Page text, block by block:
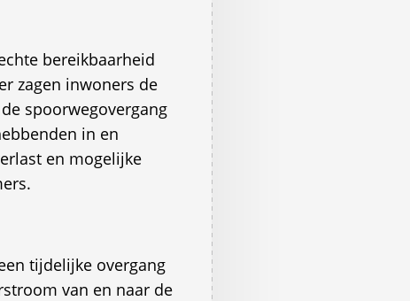
bereikbaarheid
zagen inwoners de
spoorwegovergang
in en
en mogelijke
tijdelijke overgang
van en naar de